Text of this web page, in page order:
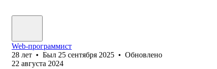
Web-программист
28 лет • Был 25 сентября 2025 • Обновлено
22 августа 2024